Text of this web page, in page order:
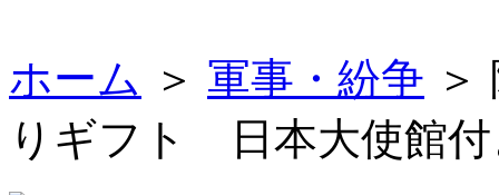
ホーム ＞ 軍事・紛争 ＞
りギフト 日本大使館